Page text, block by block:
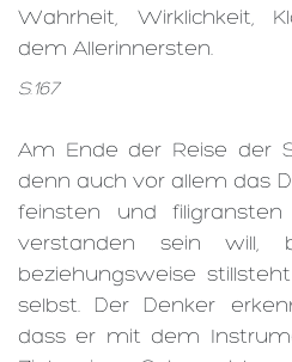
Wahrheit, Wirklichkeit,
dem Allerinnersten.
S.167
Am Ende der Reise der
denn auch vor allem das
feinsten und filigransten
verstanden sein will,
beziehungsweise
selbst. Der Denker
dass er mit dem